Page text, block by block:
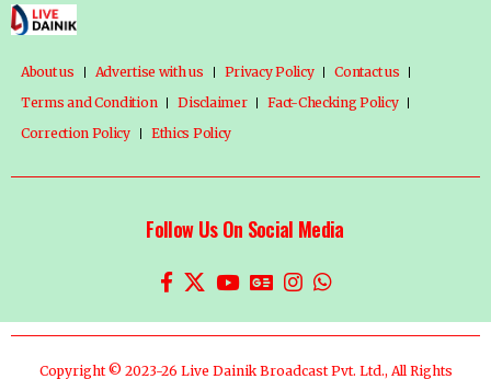
About us Advertise with us Privacy Policy
Contact us
Terms and Condition
Disclaimer
Fact-Checking Policy
Correction Policy
Ethics Policy
Follow Us On Social Media
Copyright © 2023-26 Live Dainik Broadcast Pvt. Ltd., All Rights